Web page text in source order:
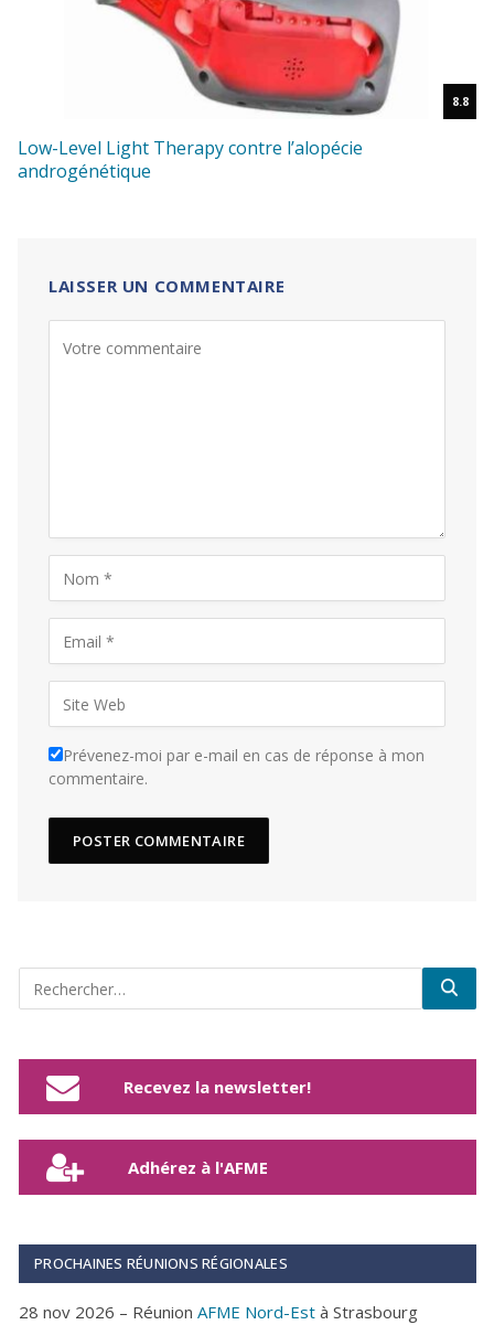
8.8
Low-Level Light Therapy contre l’alopécie
androgénétique
LAISSER UN COMMENTAIRE
Prévenez-moi par e-mail en cas de réponse à mon
commentaire.
Recevez la newsletter!
Adhérez à l'AFME
PROCHAINES RÉUNIONS RÉGIONALES
28 nov 2026 – Réunion AFME Nord-Est à Strasbourg